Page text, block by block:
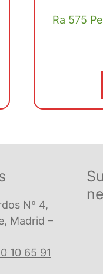
Ra 575
Nº 4,
Madrid –
10 65 91